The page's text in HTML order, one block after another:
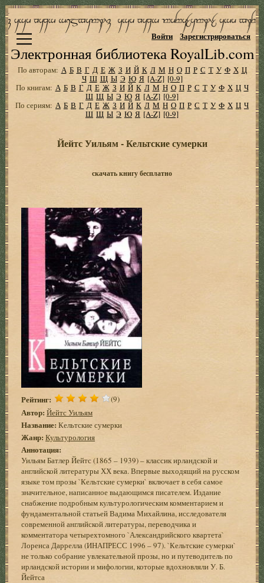
Электронная библиотека RoyalLib.com
Войти Зарегистрироваться
По авторам: А Б В Г Д Е Ж З И Й К Л М Н О П Р С Т У Ф Х Ц
Ч Ш Щ Ы Э Ю Я [A-Z] [0-9]
По книгам: А Б В Г Д Е Ж З И Й К Л М Н О П Р С Т У Ф Х Ц Ч
Ш Щ Ы Э Ю Я [A-Z] [0-9]
По сериям: А Б В Г Д Е Ж З И Й К Л М Н О П Р С Т У Ф Х Ц Ч
Ш Щ Ы Э Ю Я [A-Z] [0-9]
Йейтс Уильям - Кельтские сумерки
скачать книгу бесплатно
Рейтинг: (9)
Автор: Йейтс Уильям
Название: Кельтские сумерки
Жанр: Культурология
Аннотация:
Уильям Батлер Йейтс (1865 – 1939) – классик ирландской и
английской литературы ХХ века. Впервые выходящий на русском
языке том прозы `Кельтские сумерки` включает в себя самое
значительное, написанное выдающимся писателем. Издание
снабжение подробным культурологическим комментарием и
фундаментальной статьей Вадима Михайлина, исследователя
современной английской литературы, переводчика и
комментатора четырехтомного `Александрийского квартета`
Лоренса Даррелла (ИНАПРЕСС 1996 – 97). `Кельтские сумерки`
не только собрание увлекательной прозы, но и путеводитель по
ирландской истории и мифологии, которые вдохновляли У. Б.
Йейтса